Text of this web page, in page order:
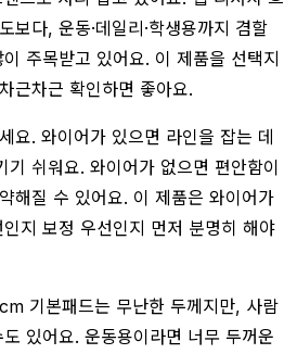
보다, 운동·데일리·학생용까지 겸할
주목받고 있어요. 이 제품을 선택지
근차근 확인하면 좋아요.
요. 와이어가 있으면 라인을 잡는 데
기 쉬워요. 와이어가 없으면 편안함이
해질 수 있어요. 이 제품은 와이어가
지 보정 우선인지 먼저 분명히 해야
기본패드는 무난한 두께지만, 사람
있어요. 운동용이라면 너무 두꺼운